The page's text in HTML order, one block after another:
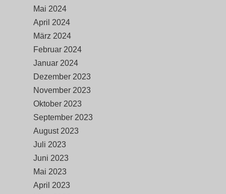
Mai 2024
April 2024
März 2024
Februar 2024
Januar 2024
Dezember 2023
November 2023
Oktober 2023
September 2023
August 2023
Juli 2023
Juni 2023
Mai 2023
April 2023